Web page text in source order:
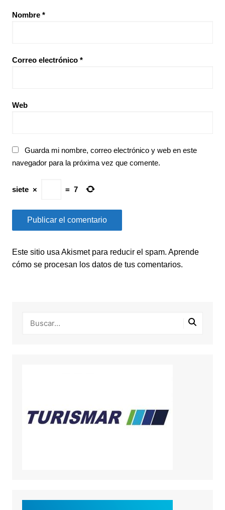
Nombre *
Correo electrónico *
Web
Guarda mi nombre, correo electrónico y web en este
navegador para la próxima vez que comente.
siete × = 7
Este sitio usa Akismet para reducir el spam. Aprende
cómo se procesan los datos de tus comentarios.